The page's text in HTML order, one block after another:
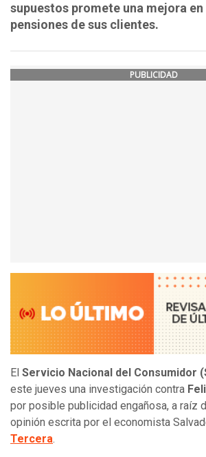
supuestos promete una mejora
pensiones de sus clientes.
PUBLICIDAD
El Servicio Nacional del Consumidor
este jueves una investigación contra
por posible publicidad engañosa, a raíz
opinión escrita por el economista
Tercera.